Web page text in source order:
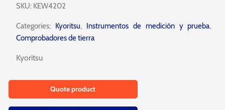
SKU: KEW4202
Categories:Kyoritsu, Instrumentos de medición y prueba,
Comprobadores de tierra
Kyoritsu
Quote product